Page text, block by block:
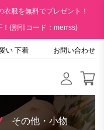
服を無料でプレゼント！
(割引コード：merrss)
い 下着 お問い合わせ
その他・小物